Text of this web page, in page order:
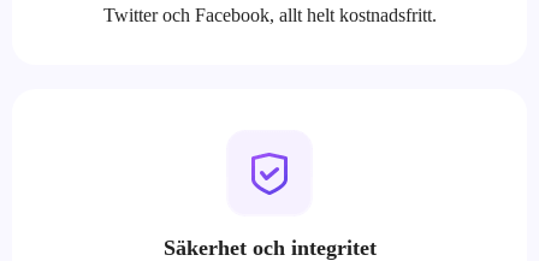
Twitter och Facebook, allt helt kostnadsfritt.
Säkerhet och integritet